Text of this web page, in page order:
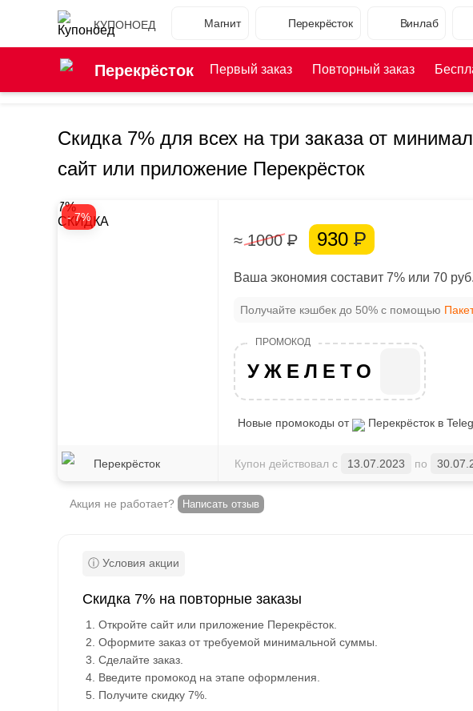
КУПОНОЕД Магнит Перекрёсток Винлаб
Перекрёсток Первый заказ Повторный заказ
Скидка 7% для всех на три заказа от
сайт или приложение Перекрёсток
- 7%
7%
СКИДКА
Перекрёсток
≈ 1000Р 930 Р
Ваша экономия составит 7% или 70 руб.
Получайте кэшбек до 50% с помощью
УЖЕЛЕТО
Новые промокоды от Перекрёсток в
Купон действовал с 13.07.2023 по
Акция не работает? Написать отзыв
Скидка 7% на повторные заказы
Откройте сайт или приложение Перекрёсток.
Оформите заказ от требуемой минимальной суммы.
Сделайте заказ.
Введите промокод на этапе оформления.
Получите скидку 7%.